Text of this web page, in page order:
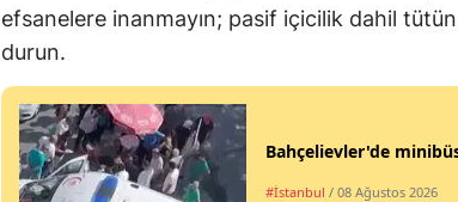
efsanelere inanmayın; pasif içicilik dahil
durun.
Bahçelievler'de
#İstanbul / 08 Ağustos 2026